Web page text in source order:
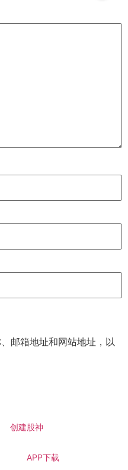
邮箱地址和网站地址，以
创建股神
APP下载